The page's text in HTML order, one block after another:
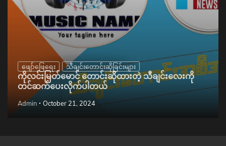
ဖျော်ဖြေရေး သီချင်းတောင်းဆိုခြင်းများ
ကိုလင်းမြတ်မောင် တောင်းဆိုထားတဲ့ သီချင်းလေးကို
တင်ဆက်ပေးလိုက်ပါတယ်
Admin October 21, 2024